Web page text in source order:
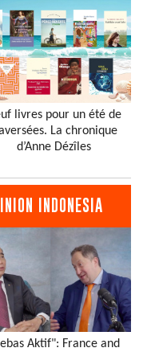
livres pour un été de
La chronique
d’Anne Dézîles
INDONESIA
Aktif": France and